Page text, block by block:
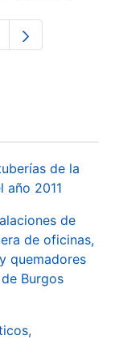
intermedias Use
de la
año 2011
de
de oficinas,
quemadores
Burgos